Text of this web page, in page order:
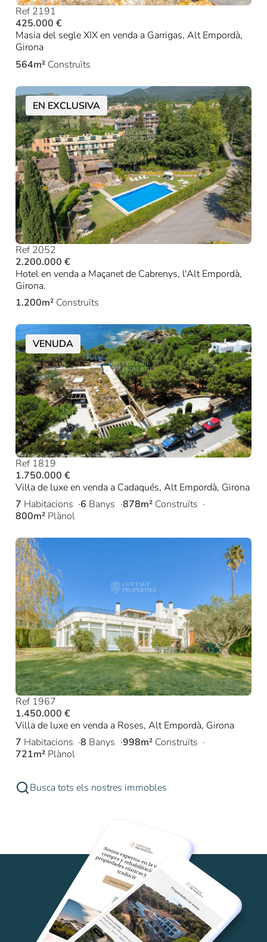
Ref 2191
425.000 €
Masia del segle XIX en venda a Garrigas, Alt Empordà,
Girona
564m² Construïts
EN EXCLUSIVA
Ref 2052
2.200.000 €
Hotel en venda a Maçanet de Cabrenys, l'Alt Empordà,
Girona.
1.200m² Construïts
VENUDA
Ref 1819
1.750.000 €
Vil·la de luxe en venda a Cadaqués, Alt Empordà, Girona
7 Habitacions 6 Banys 878m² Construïts
800m² Plànol
Ref 1967
1.450.000 €
Villa de luxe en venda a Roses, Alt Empordà, Girona
7 Habitacions 8 Banys 998m² Construïts
721m² Plànol
Busca tots els nostres immobles